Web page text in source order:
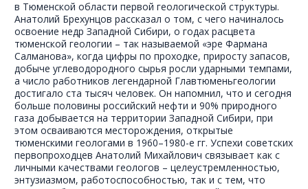
в Тюменской области первой геологической структуры.
Анатолий Брехунцов рассказал о том, с чего начиналось
освоение недр Западной Сибири, о годах расцвета
тюменской геологии – так называемой «эре Фармана
Салманова», когда цифры по проходке, приросту запасов,
добыче углеводородного сырья росли ударными темпами,
а число работников легендарной Главтюменьгеологии
достигало ста тысяч человек. Он напомнил, что и сегодня
больше половины российский нефти и 90% природного
газа добывается на территории Западной Сибири, при
этом осваиваются месторождения, открытые
тюменскими геологами в 1960–1980-е гг. Успехи советских
первопроходцев Анатолий Михайлович связывает как с
личными качествами геологов – целеустремленностью,
энтузиазмом, работоспособностью, так и с тем, что